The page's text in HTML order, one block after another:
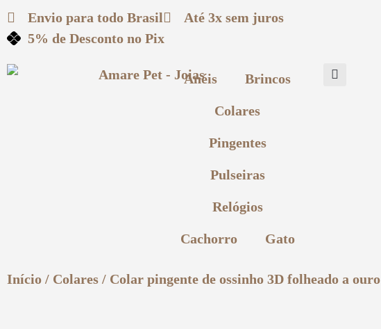
Envio para todo Brasil Até 3x sem juros
5% de Desconto no Pix
Anéis Brincos
Colares
Pingentes
Pulseiras
Relógios
Cachorro Gato
Início / Colares / Colar pingente de ossinho 3D folheado a ouro